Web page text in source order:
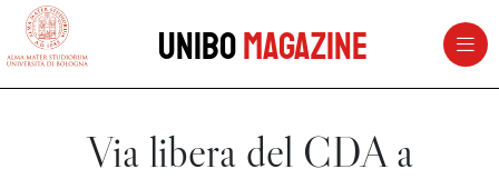
vai al contenuto della pagina
UniboMagazine
Via libera del CDA a